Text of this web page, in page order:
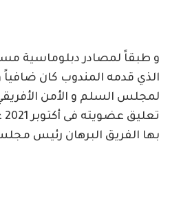
و طبقاً لمصادر دبلوماسية
الذي قدمه المندوب كان ضافياً
لمجلس السلم و الأمن
بها الفريق البرهان رئيس